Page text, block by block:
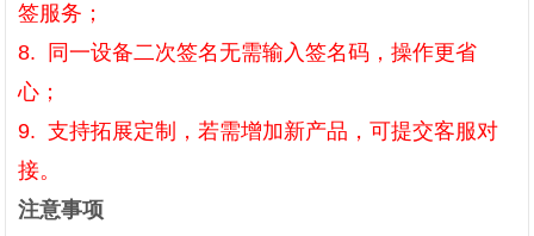
签服务；
8. 同一设备二次签名无需输入签名码，操作更省
心；
9. 支持拓展定制，若需增加新产品，可提交客服对
接。
注意事项